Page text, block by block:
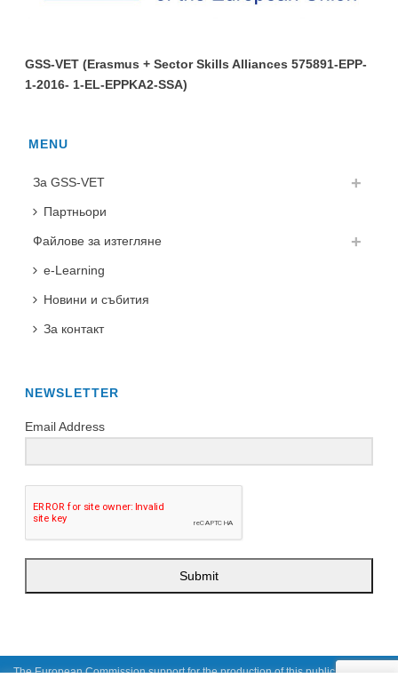
GSS-VET (Erasmus + Sector Skills Alliances 575891-EPP-
1-2016- 1-EL-EPPKA2-SSA)
MENU
За GSS-VET
Партньори
Файлове за изтегляне
e-Learning
Новини и събития
За контакт
NEWSLETTER
Email Address
Submit
The European Commission support for the production of this publication does